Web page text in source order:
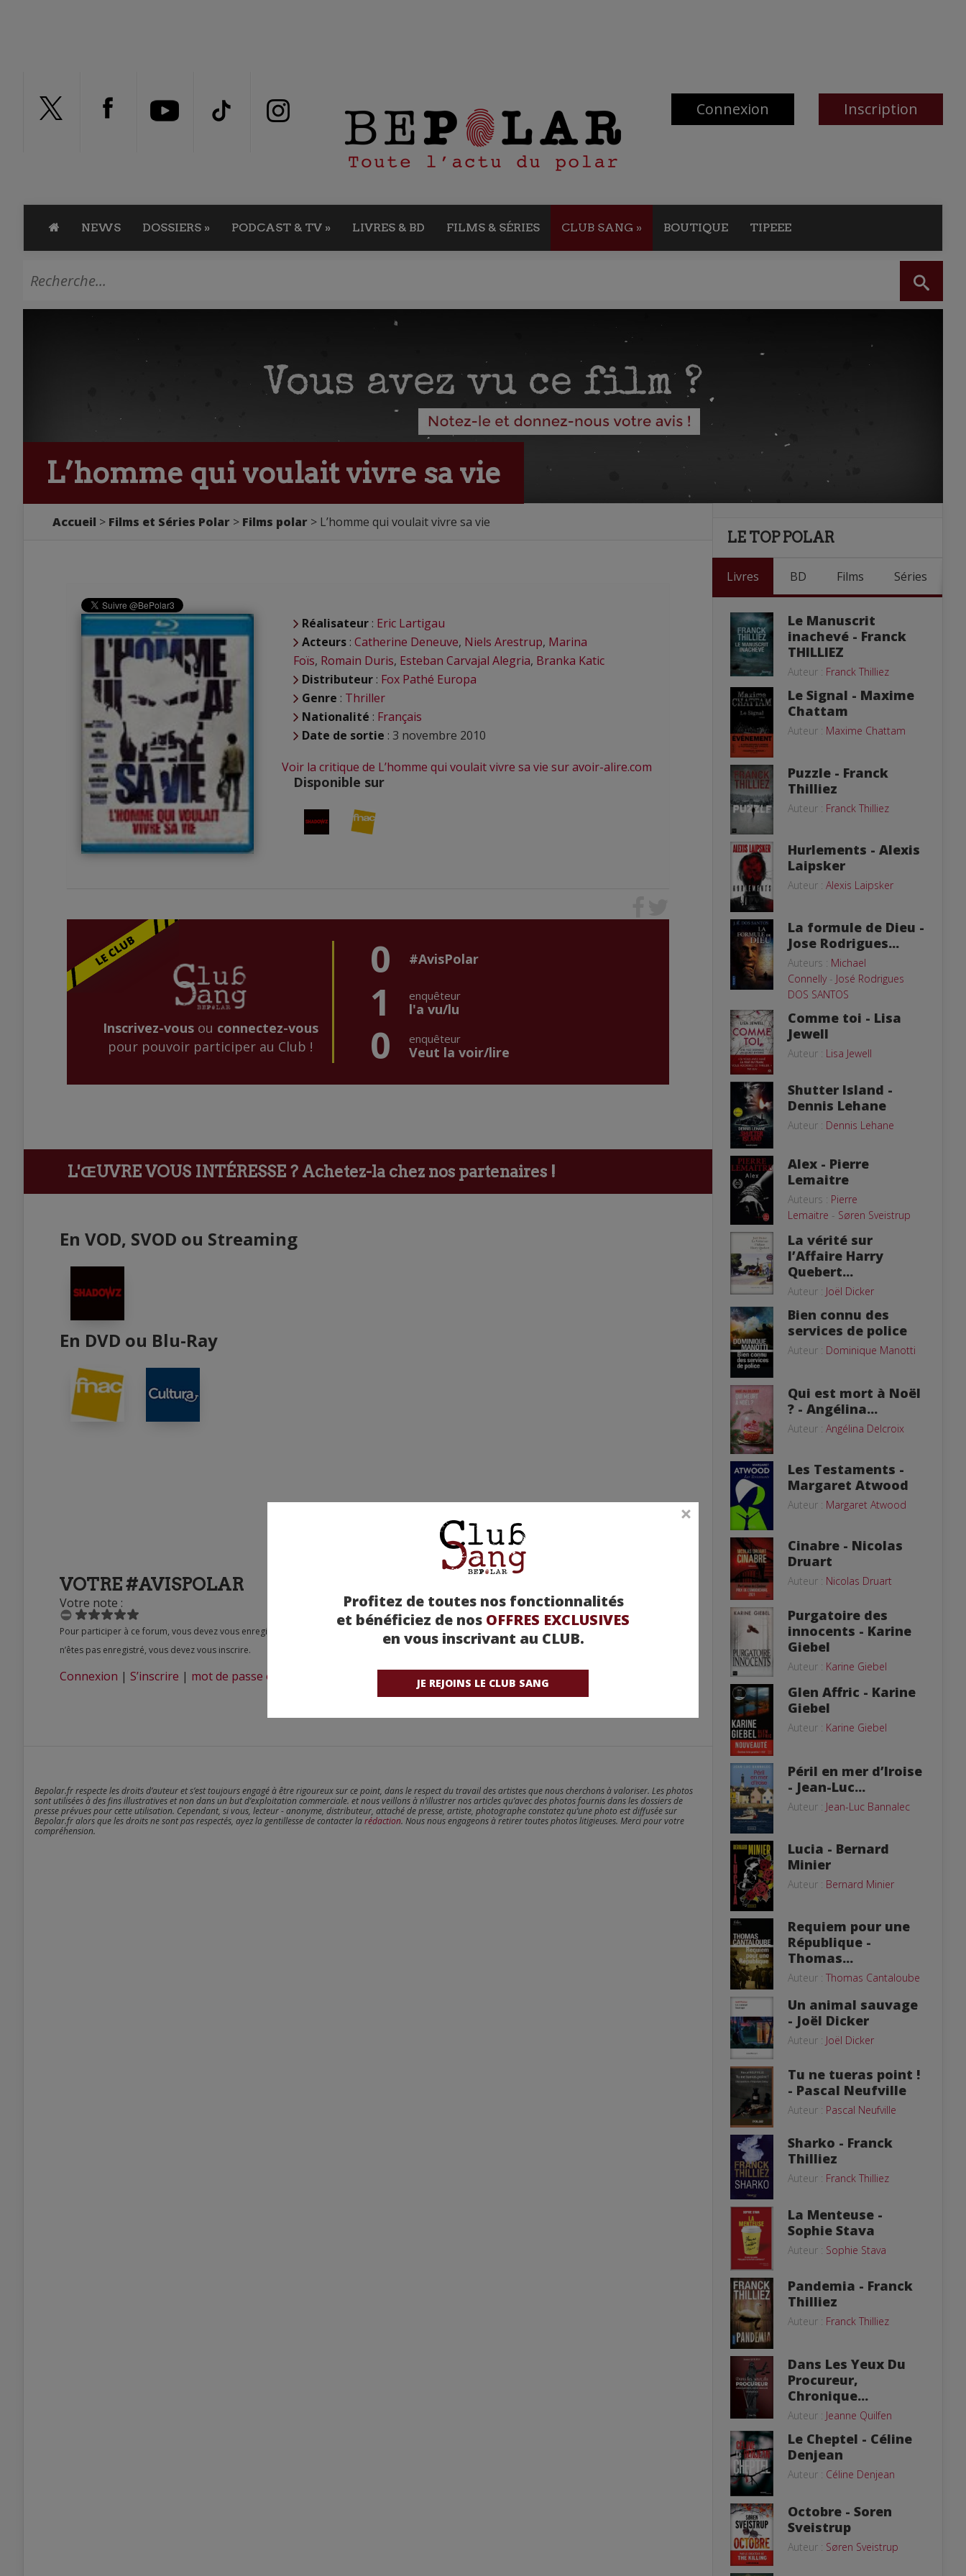
Connexion Inscription
NEWS DOSSIERS » PODCAST & TV » LIVRES & BD FILMS & SÉRIES CLUB SANG » BOUTIQUE TIPEEE
Profitez de toutes nos fonctionnalités
et bénéficiez de nos OFFRES EXCLUSIVES
en vous inscrivant au CLUB.
JE REJOINS LE CLUB SANG
L’homme qui voulait vivre sa vie
Accueil Films et Séries Polar Films polar L’homme qui voulait vivre sa vie
Réalisateur : Eric Lartigau
Acteurs : Catherine Deneuve, Niels Arestrup, Marina
Foïs, Romain Duris, Esteban Carvajal Alegria, Branka Katic
Distributeur : Fox Pathé Europa
Genre : Thriller
Nationalité : Français
Date de sortie : 3 novembre 2010
Voir la critique de L’homme qui voulait vivre sa vie sur avoir-alire.com
Disponible sur
Inscrivez-vousou connectez-vous
pour pouvoir participer au Club !
0 #AvisPolar
1 enquêteur
l'a vu/lu
0 enquêteur
Veut la voir/lire
L'ŒUVRE VOUS INTÉRESSE ? Achetez-la chez nos partenaires !
En VOD, SVOD ou Streaming
En DVD ou Blu-Ray
VOTRE #AVISPOLAR
Votre note :
Pour participer à ce forum, vous devez vous enregistrer au préalable. Merci d’indiquer ci-dessous l’identifiant personnel qui vous a été fourni. Si vous
n’êtes pas enregistré, vous devez vous inscrire.
Connexion | S’inscrire | mot de passe oublié ?
Bepolar.fr respecte les droits d’auteur et s’est toujours engagé à être rigoureux sur ce point, dans le respect du travail des artistes que nous cherchons à valoriser. Les photos
sont utilisées à des fins illustratives et non dans un but d’exploitation commerciale. et nous veillons à n’illustrer nos articles qu’avec des photos fournis dans les dossiers de
presse prévues pour cette utilisation. Cependant, si vous, lecteur - anonyme, distributeur, attaché de presse, artiste, photographe constatez qu’une photo est diffusée sur
Bepolar.fr alors que les droits ne sont pas respectés, ayez la gentillesse de contacter larédaction. Nous nous engageons à retirer toutes photos litigieuses. Merci pour votre
compréhension.
LE TOP POLAR
Livres BD Films Séries
Le Manuscrit
inachevé - Franck
THILLIEZ
Auteur : Franck Thilliez
Le Signal - Maxime
Chattam
Auteur : Maxime Chattam
Puzzle - Franck
Thilliez
Auteur : Franck Thilliez
Hurlements - Alexis
Laipsker
Auteur : Alexis Laipsker
La formule de Dieu -
Jose Rodrigues...
Auteurs : Michael
Connelly- José Rodrigues
DOS SANTOS
Comme toi - Lisa
Jewell
Auteur : Lisa Jewell
Shutter Island -
Dennis Lehane
Auteur : Dennis Lehane
Alex - Pierre
Lemaitre
Auteurs : Pierre
Lemaitre - Søren Sveistrup
La vérité sur
l’Affaire Harry
Quebert...
Auteur : Joël Dicker
Bien connu des
services de police
Auteur : Dominique Manotti
Qui est mort à Noël
? - Angélina...
Auteur : Angélina Delcroix
Les Testaments -
Margaret Atwood
Auteur : Margaret Atwood
Cinabre - Nicolas
Druart
Auteur : Nicolas Druart
Purgatoire des
innocents - Karine
Giebel
Auteur : Karine Giebel
Glen Affric - Karine
Giebel
Auteur : Karine Giebel
Péril en mer d’Iroise
- Jean-Luc...
Auteur : Jean-Luc Bannalec
Lucia - Bernard
Minier
Auteur : Bernard Minier
Requiem pour une
République -
Thomas...
Auteur : Thomas Cantaloube
Un animal sauvage
- Joël Dicker
Auteur : Joël Dicker
Tu ne tueras point !
- Pascal Neufville
Auteur : Pascal Neufville
Sharko - Franck
Thilliez
Auteur : Franck Thilliez
La Menteuse -
Sophie Stava
Auteur : Sophie Stava
Pandemia - Franck
Thilliez
Auteur : Franck Thilliez
Dans Les Yeux Du
Procureur,
Chronique...
Auteur : Jeanne Quilfen
Le Cheptel - Céline
Denjean
Auteur : Céline Denjean
Octobre - Soren
Sveistrup
Auteur : Søren Sveistrup